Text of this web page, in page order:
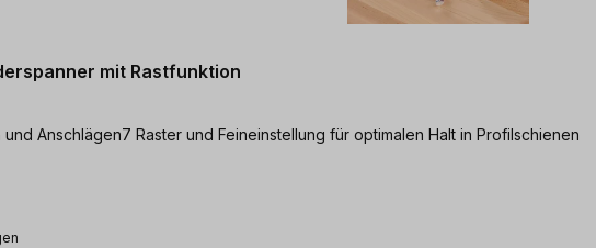
mit Rastfunktion
Anschlägen7 Raster und Feineinstellung für optimalen Halt in Profilschienen